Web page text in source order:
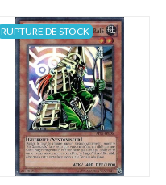
RUPTURE DE STOCK